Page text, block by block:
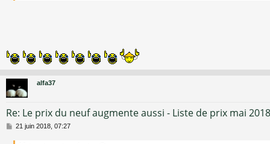
alfa37
Re: Le prix du neuf augmente aussi - Liste de prix mai 2018
M
21 juin 2018, 07:27